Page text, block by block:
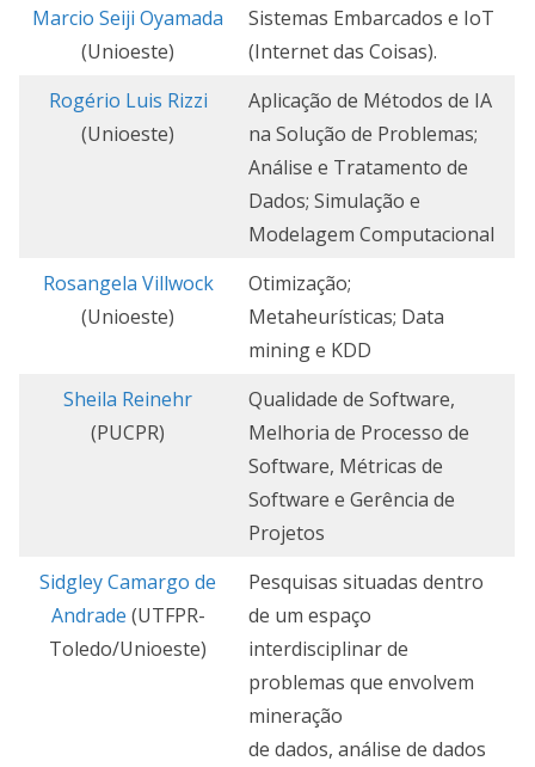
Marcio Seiji Oyamada
(Unioeste)
Sistemas Embarcados e IoT
(Internet das Coisas).
Rogério Luis Rizzi
(Unioeste)
Aplicação de Métodos de IA
na Solução de Problemas;
Análise e Tratamento de
Dados; Simulação e
Modelagem Computacional
Rosangela Villwock
(Unioeste)
Otimização;
Metaheurísticas; Data
mining e KDD
Sheila Reinehr
(PUCPR)
Qualidade de Software,
Melhoria de Processo de
Software, Métricas de
Software e Gerência de
Projetos
Sidgley Camargo de
Andrade (UTFPR-
Toledo/Unioeste)
Pesquisas situadas dentro
de um espaço
interdisciplinar de
problemas que envolvem
mineração
de dados, análise de dados